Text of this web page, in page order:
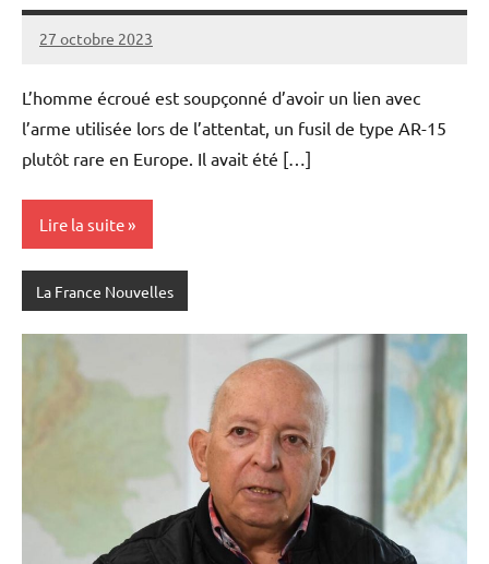
27 octobre 2023
Admins
L’homme écroué est soupçonné d’avoir un lien avec
l’arme utilisée lors de l’attentat, un fusil de type AR-15
plutôt rare en Europe. Il avait été […]
Lire la suite
La France Nouvelles